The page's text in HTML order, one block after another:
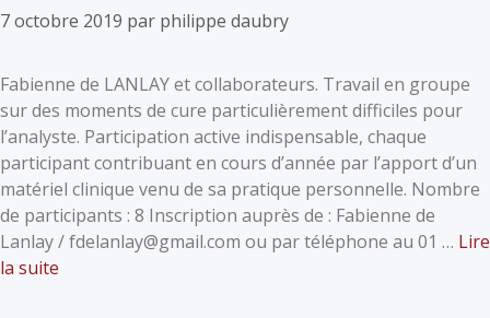
7 octobre 2019 par philippe daubry
Fabienne de LANLAY et collaborateurs. Travail en groupe
sur des moments de cure particulièrement difficiles pour
l’analyste. Participation active indispensable, chaque
participant contribuant en cours d’année par l’apport d’un
matériel clinique venu de sa pratique personnelle. Nombre
de participants : 8 Inscription auprès de : Fabienne de
Lanlay / fdelanlay@gmail.com ou par téléphone au 01 … Lire
la suite